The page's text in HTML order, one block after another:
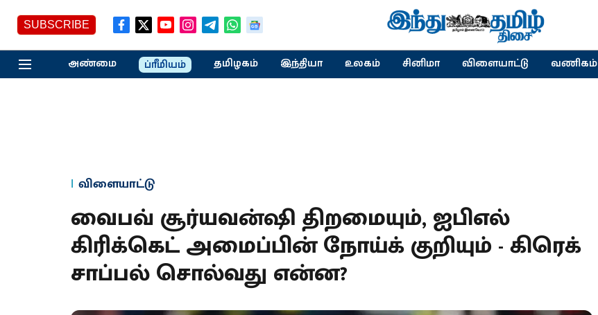
SUBSCRIBE
அண்மை ப்ரீமியம் தமிழகம் இந்தியா உலகம் சினிமா விளையாட்டு வணிகம்
விளையாட்டு
வைபவ் சூர்யவன்ஷி திறமையும், ஐபிஎல்
கிரிக்கெட் அமைப்பின் நோய்க் குறியும் - கிரெக்
சாப்பல் சொல்வது என்ன?